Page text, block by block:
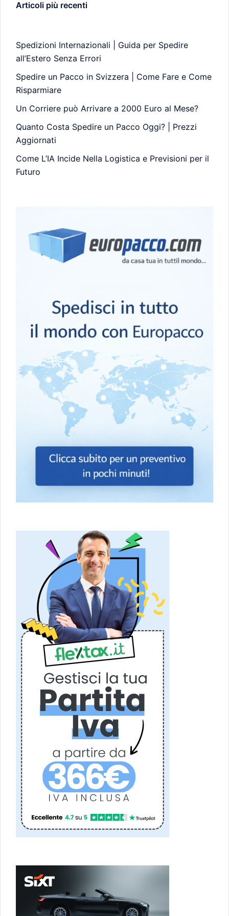
Articoli più recenti
Spedizioni Internazionali | Guida per Spedire
all’Estero Senza Errori
Spedire un Pacco in Svizzera | Come Fare e Come
Risparmiare
Un Corriere può Arrivare a 2000 Euro al Mese?
Quanto Costa Spedire un Pacco Oggi? | Prezzi
Aggiornati
Come L’IA Incide Nella Logistica e Previsioni per il
Futuro